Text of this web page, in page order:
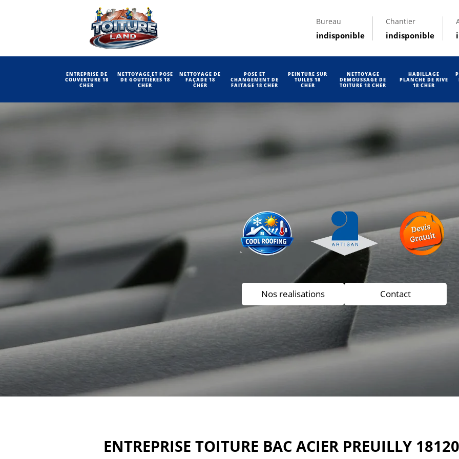
Bureau
indisponible
Chantier
indisponible
ENTREPRISE DE
COUVERTURE 18
CHER
NETTOYAGE ET POSE
DE GOUTTIÈRES 18
CHER
NETTOYAGE DE
FAÇADE 18
CHER
POSE ET
CHANGEMENT DE
FAITAGE 18 CHER
PEINTURE SUR
TUILES 18
CHER
NETTOYAGE
DEMOUSSAGE DE
TOITURE 18 CHER
HABILLAGE
PLANCHE DE RIVE
18 CHER
Nos realisations Contact
ENTREPRISE TOITURE BAC ACIER PREUILLY 18120